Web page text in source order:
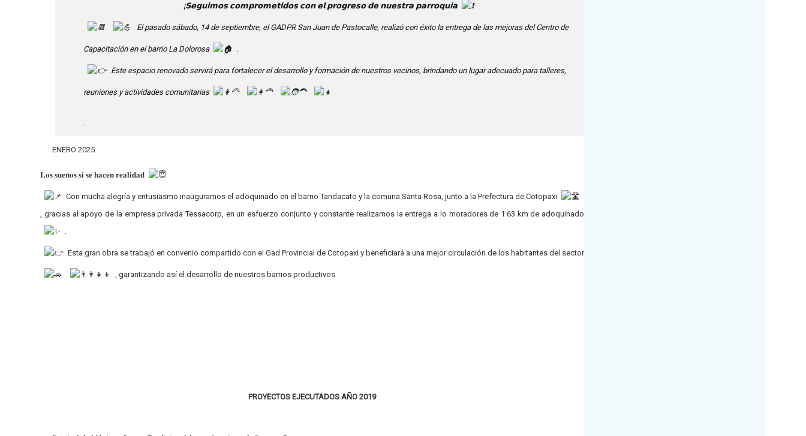
¡𝗦𝗲𝗴𝘂𝗶𝗺𝗼𝘀 𝗰𝗼𝗺𝗽𝗿𝗼𝗺𝗲𝘁𝗶𝗱𝗼𝘀 𝗰𝗼𝗻 𝗲𝗹 𝗽𝗿𝗼𝗴𝗿𝗲𝘀𝗼 𝗱𝗲 𝗻𝘂𝗲𝘀𝘁𝗿𝗮 𝗽𝗮𝗿𝗿𝗼𝗾𝘂𝗶𝗮
El pasado sábado, 14 de septiembre, el GADPR San Juan de Pastocalle, realizó con éxito la entrega de las mejoras del Centro de
Capacitación en el barrio La Dolorosa .
Este espacio renovado servirá para fortalecer el desarrollo y formación de nuestros vecinos, brindando un lugar adecuado para talleres,
reuniones y actividades comunitarias
.
ENERO 2025.
𝐋𝐨𝐬 𝐬𝐮𝐞𝐧̃𝐨𝐬 𝐬𝐢 𝐬𝐞 𝐡𝐚𝐜𝐞𝐧 𝐫𝐞𝐚𝐥𝐢𝐝𝐚𝐝
Con mucha alegría y entusiasmo inauguramos el adoquinado en el barrio Tandacato y la comuna Santa Rosa, junto a la Prefectura de Cotopaxi
, gracias al apoyo de la empresa privada Tessacorp, en un esfuerzo conjunto y constante realizamos la entrega a lo moradores de 1.63 km de adoquinado
.
Esta gran obra se trabajó en convenio compartido con el Gad Provincial de Cotopaxi y beneficiará a una mejor circulación de los habitantes del sector
, garantizando así el desarrollo de nuestros barrios productivos
PROYECTOS EJECUTADOS AÑO 2019